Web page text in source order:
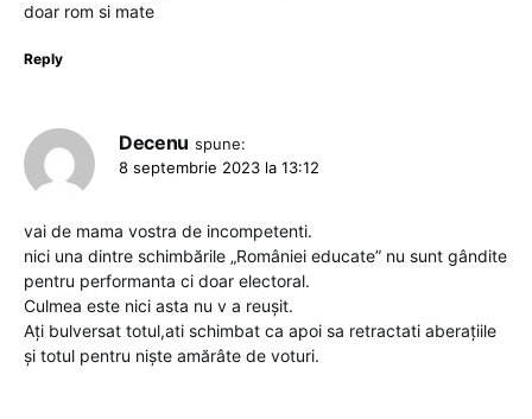
doar rom si mate
Reply
Decenu spune:
8 septembrie 2023 la 13:12
vai de mama vostra de incompetenti.
nici una dintre schimbările „României educate” nu sunt gândite
pentru performanta ci doar electoral.
Culmea este nici asta nu v a reușit.
Ați bulversat totul,ati schimbat ca apoi sa retractati aberațiile
și totul pentru niște amărâte de voturi.